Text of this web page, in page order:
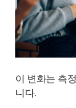
이 변화는 측
니다.